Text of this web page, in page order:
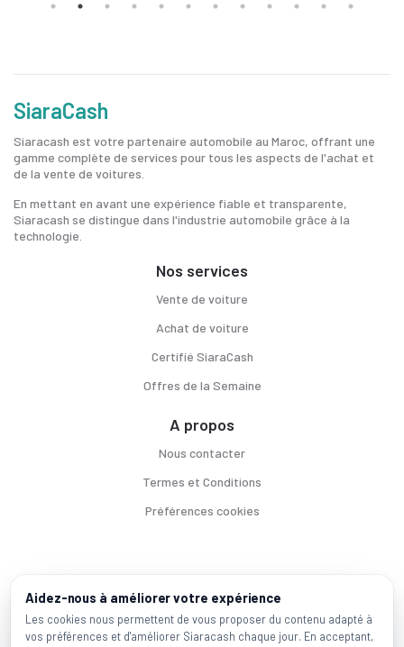
SiaraCash
Siaracash est votre partenaire automobile au Maroc, offrant une
gamme complète de services pour tous les aspects de l'achat et
de la vente de voitures.
En mettant en avant une expérience fiable et transparente,
Siaracash se distingue dans l'industrie automobile grâce à la
technologie.
Nos services
Vente de voiture
Achat de voiture
Certifié SiaraCash
Offres de la Semaine
A propos
Nous contacter
Termes et Conditions
Préférences cookies
Voitures par ville
Casablanca | | Mohammadia |Salé | |
Marques populaires
Aidez-nous à améliorer votre expérience
Les cookies nous permettent de vous proposer du contenu adapté à
vos préférences et d'améliorer Siaracash chaque jour. En acceptant,